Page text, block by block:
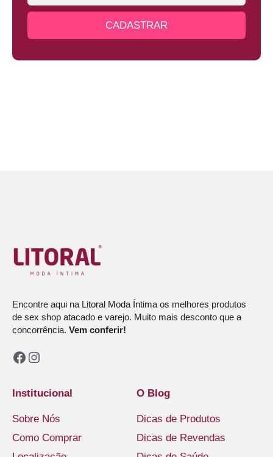
Encontre aqui na Litoral Moda Íntima os melhores produtos
de sex shop atacado e varejo. Muito mais desconto que a
concorrência. Vem conferir!
Facebook
Instagram
Institucional
Sobre Nós
Como Comprar
O Blog
Dicas de Produtos
Dicas de Revendas